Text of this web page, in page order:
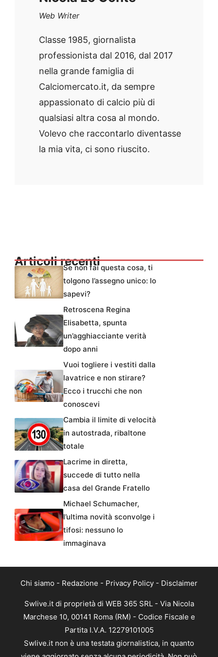
Web Writer
Classe 1985, giornalista
professionista dal 2016, dal 2017
nella grande famiglia di
Calciomercato.it, da sempre
appassionato di calcio più di
qualsiasi altra cosa al mondo.
Volevo che raccontarlo diventasse
la mia vita, ci sono riuscito.
Articoli recentiSe non fai questa cosa, ti
tolgono l’assegno unico: lo
sapevi?
Retroscena Regina
Elisabetta, spunta
un’agghiacciante verità
dopo anni
Vuoi togliere i vestiti dalla
lavatrice e non stirare?
Ecco i trucchi che non
conoscevi
Cambia il limite di velocità
in autostrada, ribaltone
totale
Lacrime in diretta,
succede di tutto nella
casa del Grande Fratello
Michael Schumacher,
l’ultima novità sconvolge i
tifosi: nessuno lo
immaginava
Chi siamo - Redazione - Privacy Policy - Disclaimer
Swlive.it di proprietà di WEB 365 SRL - Via Nicola
Marchese 10, 00141 Roma (RM) - Codice Fiscale e
Partita I.V.A. 12279101005
Swlive.it non è una testata giornalistica, in quanto